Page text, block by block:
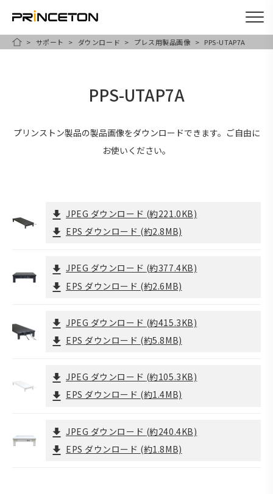
HOME
サポート ダウンロード プレス用製品画像 PPS-UTAP7A
PPS-UTAP7A
プリンストン製品の製品画像をダウンロードできます。ご自由に
お使いください。
JPEG ダウンロード (約221.0KB)
EPS ダウンロード (約2.8MB)
JPEG ダウンロード (約377.4KB)
EPS ダウンロード (約2.6MB)
JPEG ダウンロード (約415.3KB)
EPS ダウンロード (約5.8MB)
JPEG ダウンロード (約105.3KB)
EPS ダウンロード (約1.4MB)
JPEG ダウンロード (約240.4KB)
EPS ダウンロード (約1.8MB)